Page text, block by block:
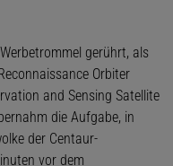
gerührt, als
Orbiter
and Sensing Satellite
die Aufgabe, in
der Centaur-
vor dem